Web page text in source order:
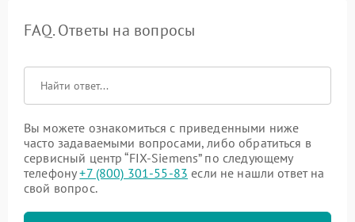
FAQ. Ответы на вопросы
Вы можете ознакомиться с приведенными ниже
часто задаваемыми вопросами, либо обратиться в
сервисный центр “FIX-Siemens” по следующему
телефону+7 (800) 301-55-83 если не нашли ответ на
свой вопрос.